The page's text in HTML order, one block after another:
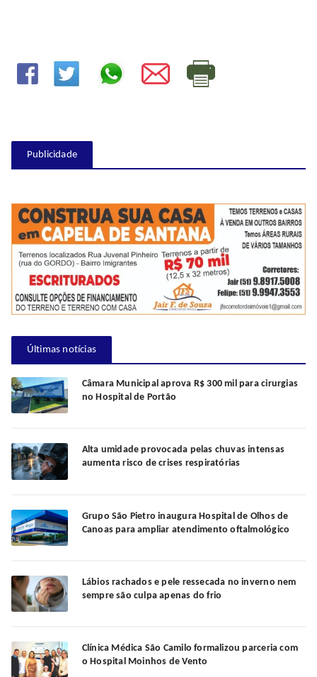
Publicidade
Últimas notícias
Câmara Municipal aprova R$ 300 mil para cirurgias
no Hospital de Portão
Alta umidade provocada pelas chuvas intensas
aumenta risco de crises respiratórias
Grupo São Pietro inaugura Hospital de Olhos de
Canoas para ampliar atendimento oftalmológico
Lábios rachados e pele ressecada no inverno nem
sempre são culpa apenas do frio
Clínica Médica São Camilo formalizou parceria com
o Hospital Moinhos de Vento